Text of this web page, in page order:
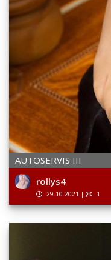
AUTOSERVIS III
rollys4
29.10.2021 | 1